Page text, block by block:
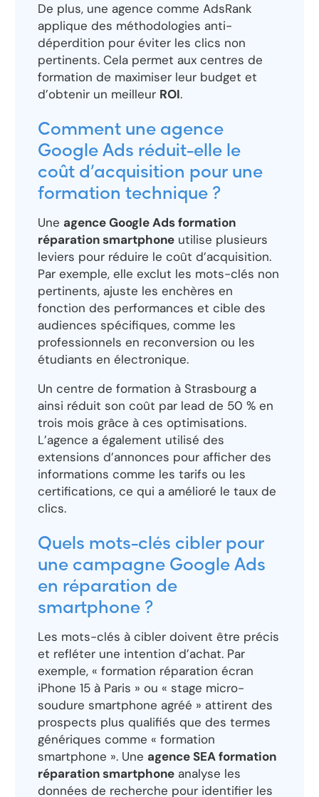
De plus, une agence comme AdsRank
applique des méthodologies anti-
déperdition pour éviter les clics non
pertinents. Cela permet aux centres de
formation de maximiser leur budget et
d’obtenir un meilleur ROI.
Comment une agence
Google Ads réduit-elle le
coût d’acquisition pour une
formation technique ?
Une agence Google Ads formation
réparation smartphone utilise plusieurs
leviers pour réduire le coût d’acquisition.
Par exemple, elle exclut les mots-clés non
pertinents, ajuste les enchères en
fonction des performances et cible des
audiences spécifiques, comme les
professionnels en reconversion ou les
étudiants en électronique.
Un centre de formation à Strasbourg a
ainsi réduit son coût par lead de 50 % en
trois mois grâce à ces optimisations.
L’agence a également utilisé des
extensions d’annonces pour afficher des
informations comme les tarifs ou les
certifications, ce qui a amélioré le taux de
clics.
Quels mots-clés cibler pour
une campagne Google Ads
en réparation de
smartphone ?
Les mots-clés à cibler doivent être précis
et refléter une intention d’achat. Par
exemple, « formation réparation écran
iPhone 15 à Paris » ou « stage micro-
soudure smartphone agréé » attirent des
prospects plus qualifiés que des termes
génériques comme « formation
smartphone ». Une agence SEA formation
réparation smartphone analyse les
données de recherche pour identifier les